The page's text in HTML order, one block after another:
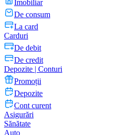
Imobiliar
De consum
La card
Carduri
De debit
De credit
Depozite | Conturi
Promoții
Depozite
Cont curent
Asigurări
Sănătate
Auto